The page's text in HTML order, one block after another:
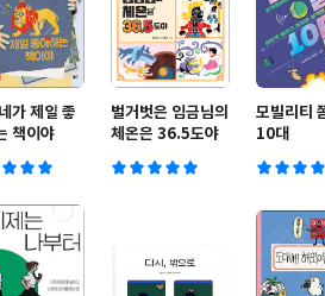
가 제일 좋
책이야
벌거벗은 임금님의
체온은 36.5도야
모빌리티
10대